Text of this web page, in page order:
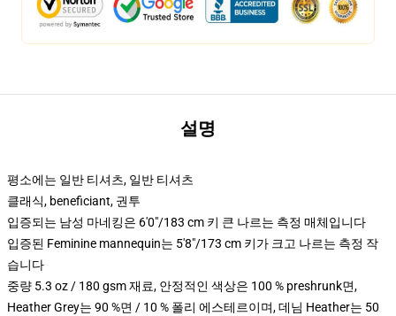
설명
평소에는 일반 티셔츠, 일반 티셔츠
클래식, beneficiant, 권투
입증되는 남성 마네킹은 6'0"/183 cm 키 큰 나르는 측정 매체입니다
입증된 Feminine mannequin는 5'8"/173 cm 키가 크고 나르는 측정 작
습니다
중량 5.3 oz / 180 gsm 재료, 안정적인 색상은 100 % preshrunk면,
Heather Grey는 90 %면 / 10 % 폴리 에스테르이며, 데님 Heather는 50